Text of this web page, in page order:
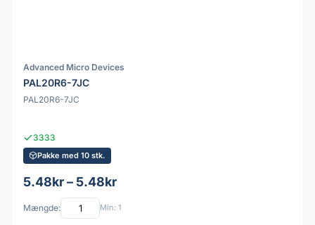
Advanced Micro Devices
PAL20R6-7JC
PAL20R6-7JC
3333
Pakke med 10 stk.
5.48kr – 5.48kr
Mængde: Min: 1